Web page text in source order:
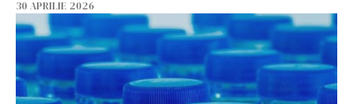
30 APRILIE 2026